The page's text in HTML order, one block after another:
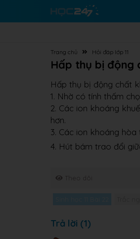
Trang chủ Hỏi đáp lớp 11
Hấp thụ bị động
Hấp thụ bị động chất
1. Nhờ có tính thấm
2. Các ion khoáng
hơn.
3. Các ion khoáng
4. Hút bám trao đổi
Theo dõi
Trả lời (1)